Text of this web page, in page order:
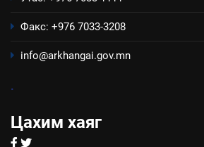
нөлөөллийн
Факс: +976 7033-3208
info@arkhangai.gov.mn
.
Цахим хаяг